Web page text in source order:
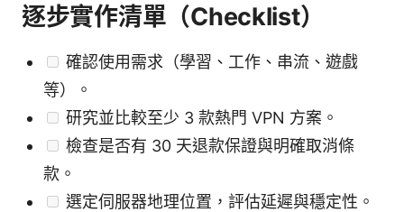
逐步實作清單（Checklist）
確認使用需求（學習、工作、串流、遊戲
等）。
研究並比較至少 3 款熱門 VPN 方案。
檢查是否有 30 天退款保證與明確取消條
款。
選定伺服器地理位置，評估延遲與穩定性。